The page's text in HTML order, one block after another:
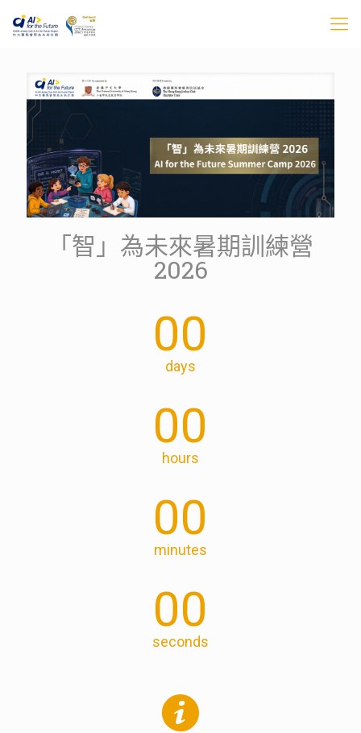
「智」為未來暑期訓練營
2026
00
days
00
hours
00
minutes
00
seconds